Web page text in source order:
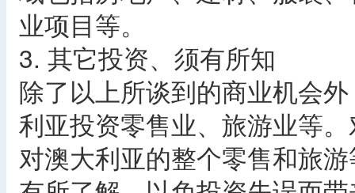
业项目等。
3. 其它投资、须有所知
除了以上所谈到的商业机会
利亚投资零售业、旅游业等
对澳大利亚的整个零售和旅